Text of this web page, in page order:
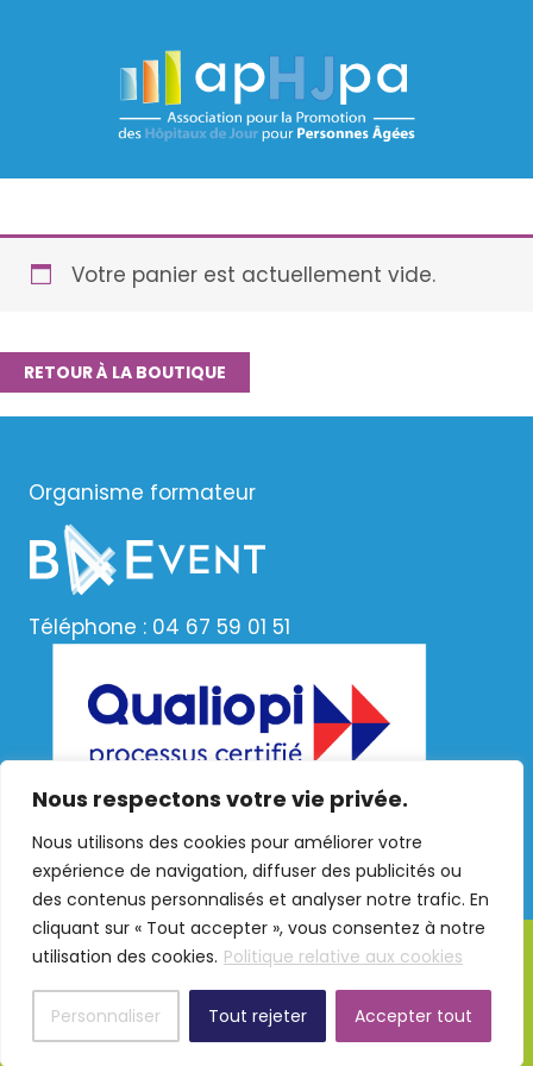
Nous respectons votre vie privée.
Nous utilisons des cookies pour améliorer votre
expérience de navigation, diffuser des publicités ou
des contenus personnalisés et analyser notre trafic. En
cliquant sur « Tout accepter », vous consentez à notre
utilisation des cookies. Politique relative aux cookies
Personnaliser Tout rejeter Accepter tout
Votre panier est actuellement vide.
RETOUR À LA BOUTIQUE
Organisme formateur
Téléphone : 04 67 59 01 51
Copyright©2026 APHJPA -Mentions
légales-RGPD-CGV-ÉTHIQUE & CONFORMITÉ | GL
events